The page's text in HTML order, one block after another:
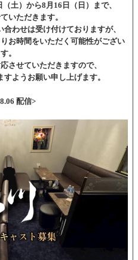
土）から8月16日（日）まで、
いただきます。
わせは受け付けておりますが、
お時間をいただく可能性がござい
。
させていただきますので、
ようお願い申し上げます。
配信>